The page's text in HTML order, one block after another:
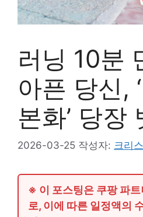
러닝 10분
아픈 당신,
본화’ 당장
2026-03-25 작성자: 크리
※ 이 포스팅은 쿠팡 파
로, 이에 따른 일정액의